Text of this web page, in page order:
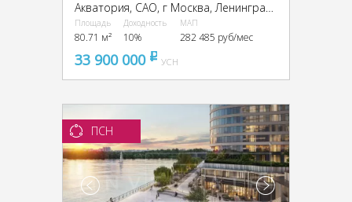
Акватория, CАО, г Москва, Ленинградское ш., 69
Площадь
80.71 м²
Доходность
10%
МАП
282 485 руб/мес
33 900 000 pуб
УСН
ПСН